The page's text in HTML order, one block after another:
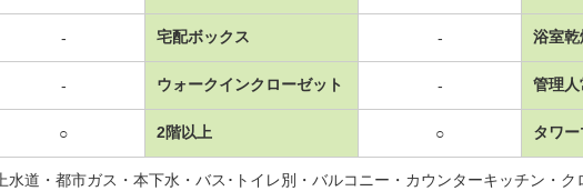
- 宅配ボックス - 浴室乾
- ウォークインクローゼット - 管理人
○ 2階以上 ○ タワ
上水道・都市ガス・本下水・バス･トイレ別・バルコニー・カウンターキッチン・ク